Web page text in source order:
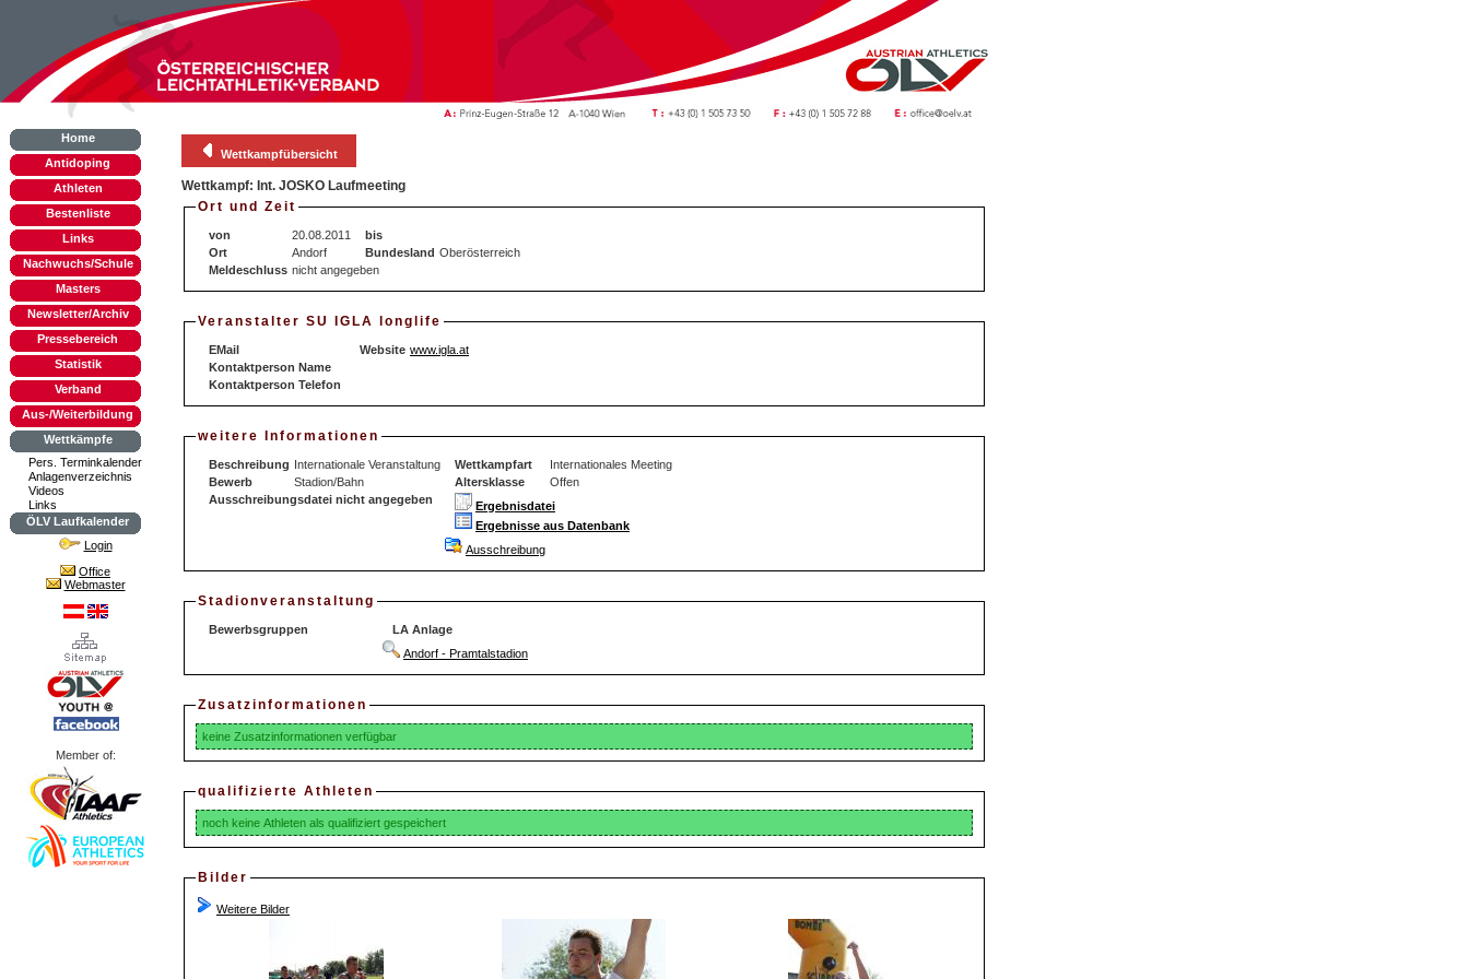
Home
Antidoping
Athleten
Bestenliste
Links
Nachwuchs/Schule
Masters
Newsletter/Archiv
Pressebereich
Statistik
Verband
Aus-/Weiterbildung
Wettkämpfe
Pers. Terminkalender
Anlagenverzeichnis
Videos
Links
ÖLV Laufkalender
Login
Office
Webmaster
Member of:
Wettkampfübersicht
Wettkampf: Int. JOSKO Laufmeeting
Ort und Zeit
von 20.08.2011
bis
Ort
Andorf Bundesland Oberösterreich
Meldeschluss nicht angegeben
Veranstalter SU IGLA longlife
EMail Website www.igla.at
Kontaktperson Name
Kontaktperson Telefon
weitere Informationen
Beschreibung Internationale Veranstaltung Wettkampfart
Internationales Meeting
Bewerb
Stadion/Bahn Altersklasse
Offen
Ausschreibungsdatei nicht angegeben
Ergebnisdatei
Ergebnisse aus Datenbank
Ausschreibung
Stadionveranstaltung
Bewerbsgruppen
LA Anlage
Andorf - Pramtalstadion
Zusatzinformationen
keine Zusatzinformationen verfügbar
qualifizierte Athleten
noch keine Athleten als qualifiziert gespeichert
Bilder
Weitere Bilder